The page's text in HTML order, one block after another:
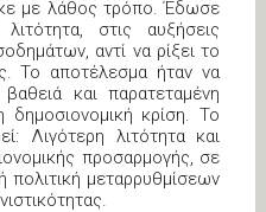
με λάθος τρόπο. Έδωσε
στις αυξήσεις
αντί να ρίξει το
Το αποτέλεσμα ήταν να
και παρατεταμένη
κρίση. Το
Λιγότερη λιτότητα και
προσαρμογής, σε
πολιτική μεταρρυθμίσεων